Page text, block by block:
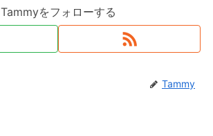
Tammyをフォローする
Tammy